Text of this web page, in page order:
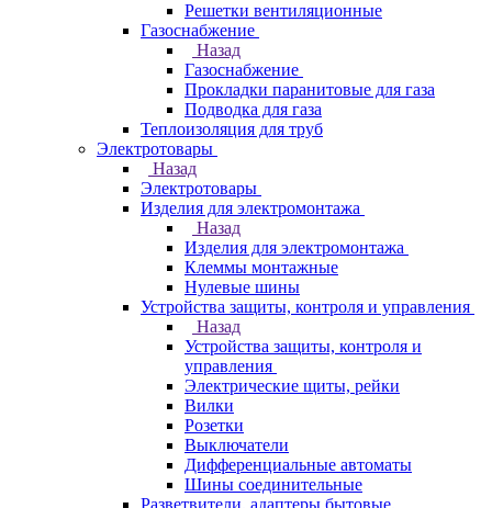
Решетки вентиляционные
Газоснабжение
Назад
Газоснабжение
Прокладки паранитовые для газа
Подводка для газа
Теплоизоляция для труб
Электротовары
Назад
Электротовары
Изделия для электромонтажа
Назад
Изделия для электромонтажа
Клеммы монтажные
Нулевые шины
Устройства защиты, контроля и управления
Назад
Устройства защиты, контроля и
управления
Электрические щиты, рейки
Вилки
Розетки
Выключатели
Дифференциальные автоматы
Шины соединительные
Разветвители, адаптеры бытовые,